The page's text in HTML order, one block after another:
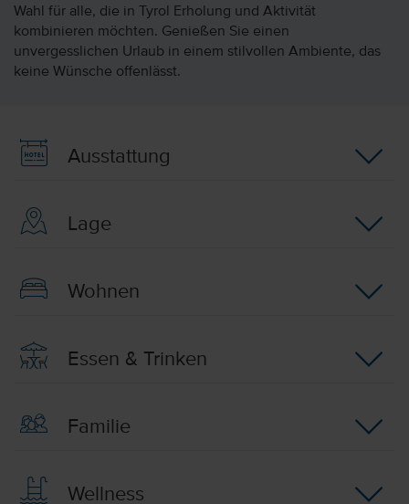
Wahl für alle, die in Tyrol Erholung und Aktivität
kombinieren möchten. Genießen Sie einen
unvergesslichen Urlaub in einem stilvollen Ambiente, das
keine Wünsche offenlässt.
Ausstattung
Lage
Wohnen
Essen & Trinken
Familie
Wellness